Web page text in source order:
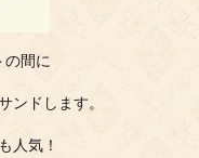
の間に
ンドします。
人気！